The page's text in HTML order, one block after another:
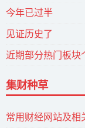
今年已过半
见证历史了
近期部分热门板块
集财种草
常用财经网站及相